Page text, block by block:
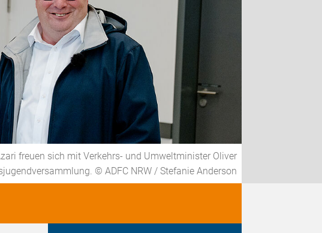
freuen sich mit Verkehrs- und Umweltminister Oliver
© ADFC NRW / Stefanie Anderson